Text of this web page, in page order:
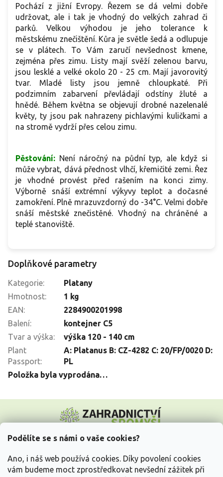
Podělíte se s námi o vaše cookies?
Ano, i náš web používá cookies. Díky povolení cookies
vám budeme moct zprostředkovat nevšední zážitek při
Pochází z jižní Evropy. Řezem se dá velmi dobře
udržovat, ale i tak je vhodný do velkých zahrad či
parků. Velkou výhodou je jeho tolerance k
městskému znečištění. Kůra je světle šedá a odlupuje
se v plátech. To Vám zaručí nevšednost kmene,
zejména přes zimu. Listy mají svěží zelenou barvu,
jsou lesklé a velké okolo 20 - 25 cm. Mají javorovitý
tvar. Mladé listy jsou jemně chloupkaté. Při
podzimním zabarvení převládají odstíny žluté a
hnědé. Během května se objevují drobné nazelenalé
květy, ty jsou pak nahrazeny pichlavými kuličkami a
na stromě vydrží přes celou zimu.
Pěstování: Není náročný na půdní typ, ale když si
může vybrat, dává přednost vlhčí, křemičité zemi. Řez
je vhodné provést před rašením na konci zimy.
Výborně snáší extrémní výkyvy teplot a dočasné
zamokření. Plně mrazuvzdorný do -34°C. Velmi dobře
snáší městské znečistěné. Vhodný na chráněné a
teplé stanoviště.
Doplňkové parametry
Kategorie:
Platany
Hmotnost:
1 kg
EAN:
2284900201998
Balení:
kontejner C5
Tvar a výška:
výška 120 - 140 cm
Plant
Passport:
A: Platanus B: CZ-4282 C: 20/FP/0020 D:
PL
Položka byla vyprodána…
p
Vše o nákupu